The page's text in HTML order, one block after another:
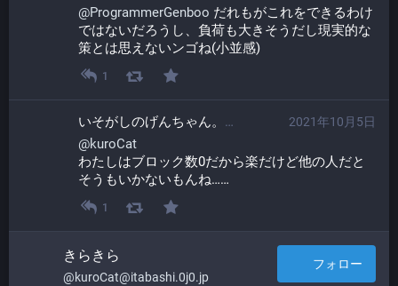
@ProgrammerGenboo だれもがこれをできるわけ
ではないだろうし、負荷も大きそうだし現実的な
策とは思えないンゴね(小並感)
1
2021年10月5日
いそがしのげんちゃん。​
@kuroCat
わたしはブロック数0だから楽だけど他の人だと
そうもいかないもんね……
1
きらきら
@kuroCat@itabashi.0j0.jp
フォロー